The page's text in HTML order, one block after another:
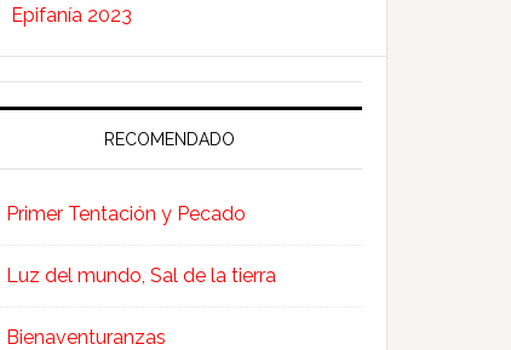
Epifanía 2023
RECOMENDADO
Primer Tentación y Pecado
Luz del mundo, Sal de la tierra
Bienaventuranzas